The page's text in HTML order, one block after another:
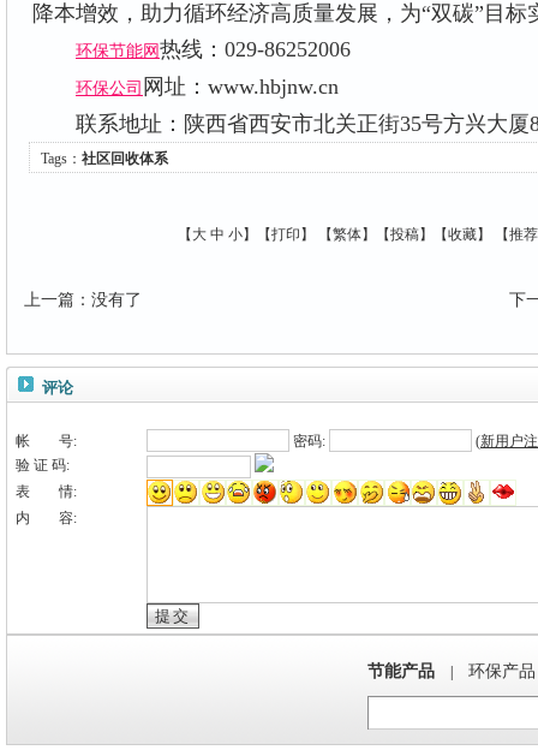
降本增效，助力循环经济高质量发展，为“双碳”目标
环保节能网 热线：029-86252006
环保公司 网址：www.hbjnw.cn
联系地址：陕西省西安市北关正街35号方兴大厦
Tags： 社区回收体系
【 大 中 小】【打印 】 【繁体】【投稿】【收藏】 【推荐
上一篇 ： 没有了 下
评论
帐 号: 密码: (新用户
验 证 码:
表 情:
内 容:
节能产品 环保产品